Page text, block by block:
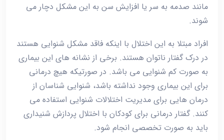
مانند صدمه به سر یا افزایش سن به این مشکل دچار می
شوند.
افراد مبتلا به این اختلال با اینکه فاقد مشکل شنوایی هستند
در درک گفتار ناتوان هستند. برخی از نشانه های این بیماری
به صورت کم شنوایی می باشد. در صورتیکه هیچ درمانی
برای این بیماری وجود نداشته باشد، شنوایی شناسان از
درمان هایی برای مدیریت اختلالات شنوایی استفاده می
کنند. گفتار درمانی برای کودکان با اختلال پردازش شنیداری
باید به صورت تخصصی انجام شود.